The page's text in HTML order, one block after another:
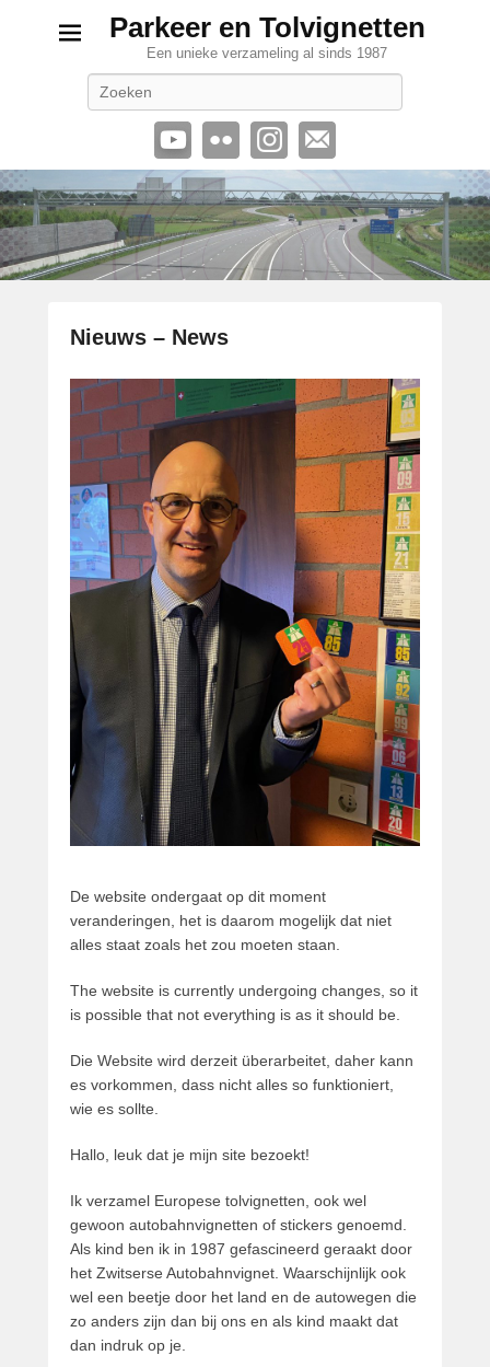
Parkeer en Tolvignetten
Een unieke verzameling al sinds 1987
Nieuws – News
e
p
l
a
a
t
s
t
o
p
2
8
r
l
2
1
d
o
o
P
a
r
i
c
v
n
d
e
r
W
o
u
De website ondergaat op dit moment
veranderingen, het is daarom mogelijk dat niet
alles staat zoals het zou moeten staan.
The website is currently undergoing changes, so it
is possible that not everything is as it should be.
Die Website wird derzeit überarbeitet, daher kann
es vorkommen, dass nicht alles so funktioniert,
wie es sollte.
Hallo, leuk dat je mijn site bezoekt!
Ik verzamel Europese tolvignetten, ook wel
gewoon autobahnvignetten of stickers genoemd.
Als kind ben ik in 1987 gefascineerd geraakt door
het Zwitserse Autobahnvignet. Waarschijnlijk ook
wel een beetje door het land en de autowegen die
zo anders zijn dan bij ons en als kind maakt dat
dan indruk op je.